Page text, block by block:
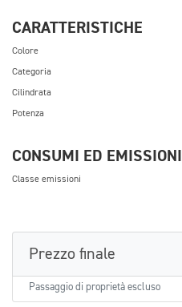
CARATTERISTICHE
Colore
Categoria
Cilindrata
Potenza
CONSUMI ED EMISSIONI
Classe emissioni
Prezzo finale
Passaggio di proprietà escluso